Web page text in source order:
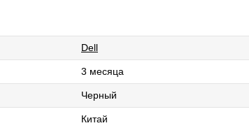
Dell
3 месяца
Черный
Китай